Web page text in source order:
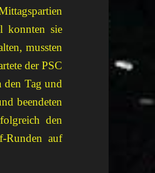
konnten sie
mussten
der PSC
den Tag und
beendeten
den
Runden auf